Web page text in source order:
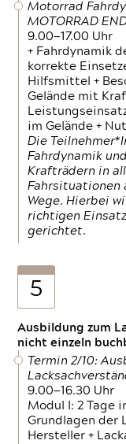
Motorrad
MOTORRAD
9.00—17.00 Uhr
+ Fahrdynamik
korrekte
Hilfsmittel +
Gelände mit
im Gelände +
Die
Fahrdynamik
Krafträdern in
Fahrsituationen
Wege. Hierbei
richtigen
gerichtet.
5
Ausbildung zum
nicht einzeln
Termin 2/10:
9.00—16.30 Uhr
Modul I: 2 Tage
Grundlagen der
Hersteller +